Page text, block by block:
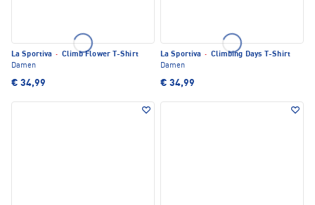
La Sportiva · Climb Flower T-Shirt
Damen
€ 34,99
La Sportiva · Climbing Days T-Shirt
Damen
€ 34,99